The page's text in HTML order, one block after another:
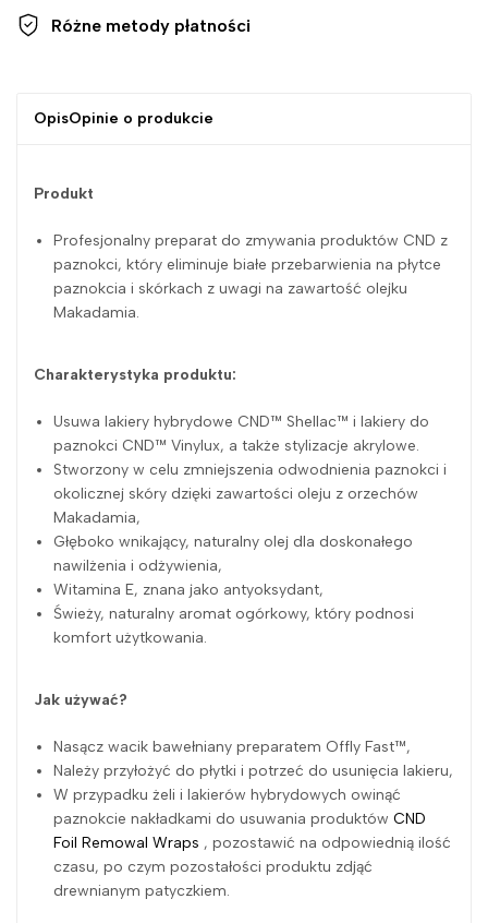
Różne metody płatności
OpisOpinie o produkcie
Produkt
Profesjonalny preparat do zmywania produktów CND z
paznokci, który eliminuje białe przebarwienia na płytce
paznokcia i skórkach z uwagi na zawartość olejku
Makadamia.
Charakterystyka produktu:
Usuwa lakiery hybrydowe CND™ Shellac™ i lakiery do
paznokci CND™ Vinylux, a także stylizacje akrylowe.
Stworzony w celu zmniejszenia odwodnienia paznokci i
okolicznej skóry dzięki zawartości oleju z orzechów
Makadamia,
Głęboko wnikający, naturalny olej dla doskonałego
nawilżenia i odżywienia,
Witamina E, znana jako antyoksydant,
Świeży, naturalny aromat ogórkowy, który podnosi
komfort użytkowania.
Jak używać?
Nasącz wacik bawełniany preparatem Offly Fast™,
Należy przyłożyć do płytki i potrzeć do usunięcia lakieru,
W przypadku żeli i lakierów hybrydowych owinąć
paznokcie nakładkami do usuwania produktówCND
Foil Remowal Wraps , pozostawić na odpowiednią ilość
czasu, po czym pozostałości produktu zdjąć
drewnianym patyczkiem.